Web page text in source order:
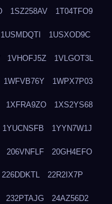
1SZ258AV 1T04TFO9
1USMDQTI 1USXOD9C
1VHOFJ5Z 1VLGOT3L
1WFVB76Y 1WPX7P03
1XFRA9ZO 1XS2YS68
1YUCNSFB 1YYN7W1J
206VNFLF 20GH4EFO
226DDKTL 22R2IX7P
232PTAJG 24AZ56D2